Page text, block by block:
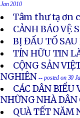
Jan 2010
Tâm thư tạ ơn
CẢNH BÁO VỆ
BỊ ĐẤU TỐ SAU
TÍN HỮU TIN
CỘNG SẢN
NGHIÊN -- posted on 30
CÁC DÂN BIỂU
NHỮNG NHÀ
QUÀ TẾT NĂM